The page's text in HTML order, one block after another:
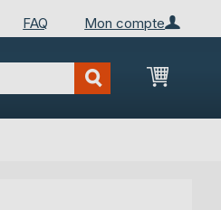
Mon compte
FAQ
Mon